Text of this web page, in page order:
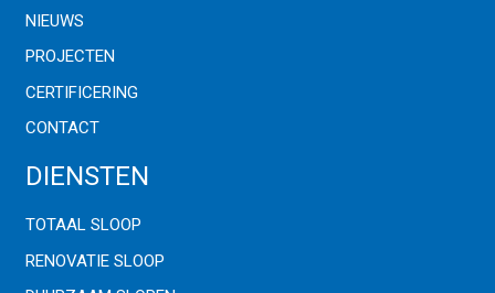
NIEUWS
PROJECTEN
CERTIFICERING
CONTACT
DIENSTEN
TOTAAL SLOOP
RENOVATIE SLOOP